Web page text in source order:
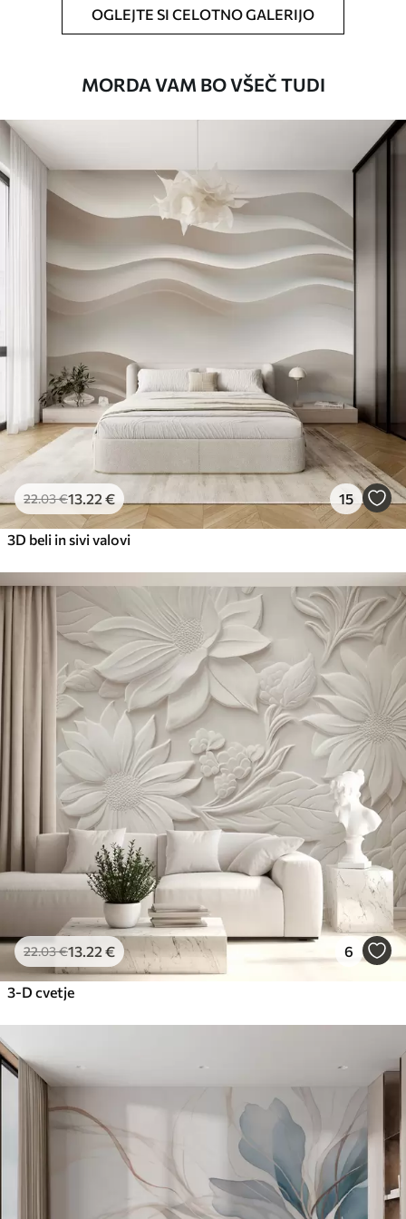
.00€/m²
.00 €/m²
OGLEJTE SI CELOTNO GALERIJO
MORDA VAM BO VŠEČ TUDI
22.03€13 .22 € 15
3D beli in sivi valovi
22.03€13 .22 € 6
3-D cvetje